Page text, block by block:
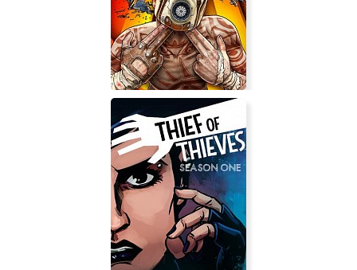
The Political Machine
Borderlands 2 VR